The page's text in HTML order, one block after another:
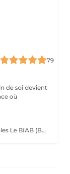
79
de soi devient
où
BIAB Nails : Renforcez et Embellissez Vos Ongles Le BIAB (Builder In A Bottle) est une base semi-permanente innovante qui renforce vos ongles naturels tout en leur apportant une finition lisse et élégante. Idéal pour les ongles fragiles ou en quête de longueur, il offre une tenue longue durée sans abîmer la plaque de l'ongle. La manucure russe et le massage des mains sont automatiquement inclus dans la prestation. Nous mettons un point d'honneur à vous offrir un environnement aux conditions d'hygiène strictes : matériel désinfecté, stérilisé, à usage unique. La base teintée, pour un résultat propre et naturelle. La couleur simple, pour un résultat élégant. Vous pouvez également vous laisser tenter par une french, de la déco' ou même laisser carte blanche à votre esthéticienne, pour plus d'exclusivité !. Tester c'est l'adopter !